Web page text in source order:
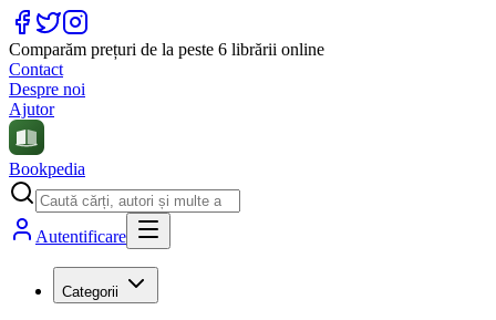
Comparăm prețuri de la peste 6 librării online
Contact
Despre noi
Ajutor
Bookpedia
Autentificare
Categorii